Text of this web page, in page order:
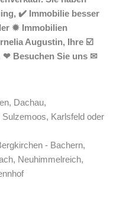
✔️ Immobilie besser
✹ Immobilien
Augustin, Ihre ☑️
❤ Besuchen Sie uns ✉